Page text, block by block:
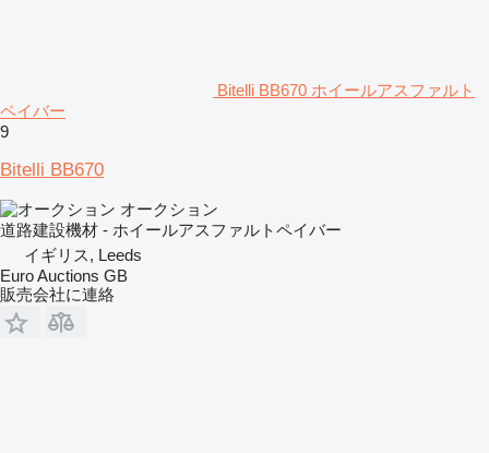
Bitelli BB670 ホイールアスファルト
ペイバー
9
Bitelli BB670
オークション
道路建設機材 - ホイールアスファルトペイバー
イギリス, Leeds
Euro Auctions GB
販売会社に連絡